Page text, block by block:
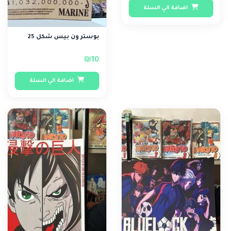
اضافة الي السلة
بوستر ون بيس شكل 25
₪10
اضافة الي السلة